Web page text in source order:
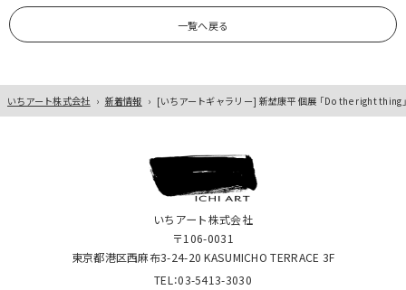
一覧へ戻る
いちアート株式会社 › 新着情報 › [いちアートギャラリー] 新埜康平 個展 「Do the right
いちアート株式会社
〒106-0031
東京都港区西麻布3-24-20 KASUMICHO TERRACE 3F
TEL：03-5413-3030